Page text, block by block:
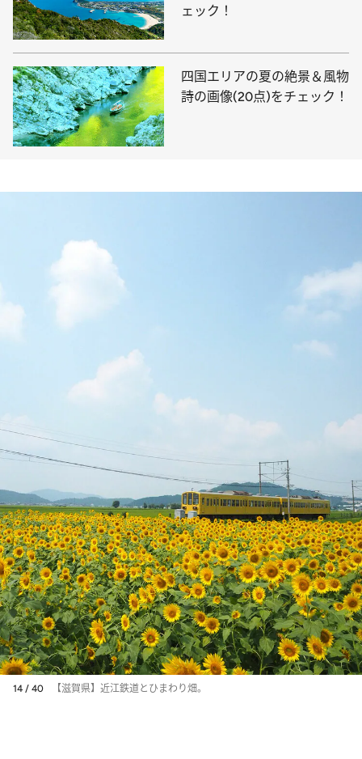
ェック！
四国エリアの夏の絶景＆風物
詩の画像(20点)をチェック！
14 / 40 【滋賀県】近江鉄道とひまわり畑。